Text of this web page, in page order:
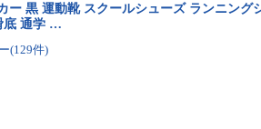
ー 黒 運動靴 スクールシューズ ランニング
底 通学 …
(129件)